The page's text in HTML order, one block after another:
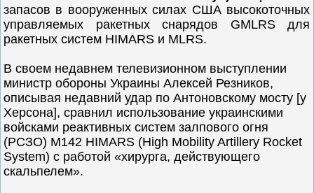
запасов в вооруженных силах США высокоточных
управляемых ракетных снарядов GMLRS для
ракетных систем HIMARS и MLRS.
В своем недавнем телевизионном выступлении
министр обороны Украины Алексей Резников,
описывая недавний удар по Антоновскому мосту [у
Херсона], сравнил использование украинскими
войсками реактивных систем залпового огня
(РСЗО) M142 HIMARS (High Mobility Artillery Rocket
System) с работой «хирурга, действующего
скальпелем».